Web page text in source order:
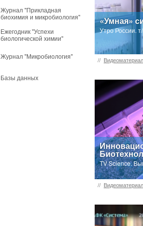
Журнал "Прикладная
биохимия и микробиология"
Ежегодник "Успехи
биологической химии"
Журнал "Микробиология"
Базы данных
«Умная»
Утро России.
//
TV Science.
//